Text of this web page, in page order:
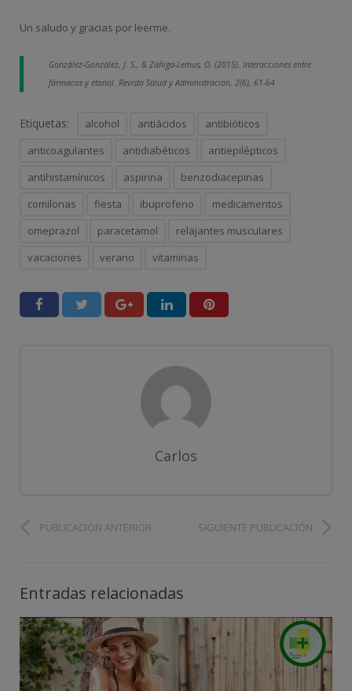
Un saludo y gracias por leerme.
González-González, J. S., & Zúñiga-Lemus, O. (2015). Interacciones entre
fármacos y etanol. Revista Salud y Administración 2(6), 61-64
Etiquetas: alcohol antiácidos
antibióticos
anticoagulantes
antidiabéticos
antiepilépticos
antihistamínicos
aspirina
benzodiacepinas
comilonas
fiesta ibuprofeno
medicamentos
omeprazol
paracetamol
relajantes musculares
vacaciones
verano vitaminas
Carlos
PUBLICACIÓN ANTERIOR SIGUIENTE PUBLICACIÓN
Entradas relacionadas